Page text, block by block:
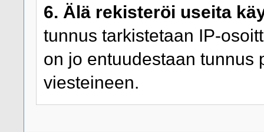
6. Älä rekisteröi useita
tunnus tarkistetaan IP-
on jo entuudestaan tunnus
viesteineen.